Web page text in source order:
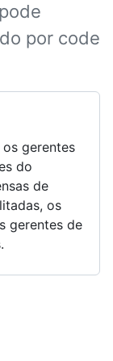
por code
gerentes
do
de
os
gerentes de